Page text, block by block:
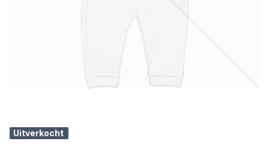
Uitverkocht